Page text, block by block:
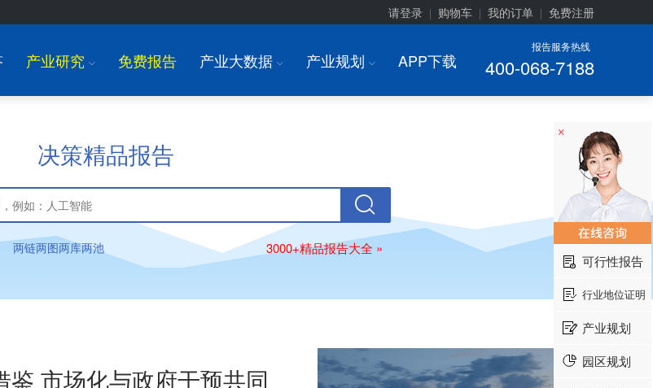
请登录 购物车 我的订单 免费注册
报告服务热线
400-068-7188
产业研究 I 免费报告 产业大数据 I 产业规划 I APP下载
决策精品报告
两链两图两库两池 3000+精品报告大全 »
市场化与政府干预共同
×
可行性报告
行业地位证明
产业规划
园区规划